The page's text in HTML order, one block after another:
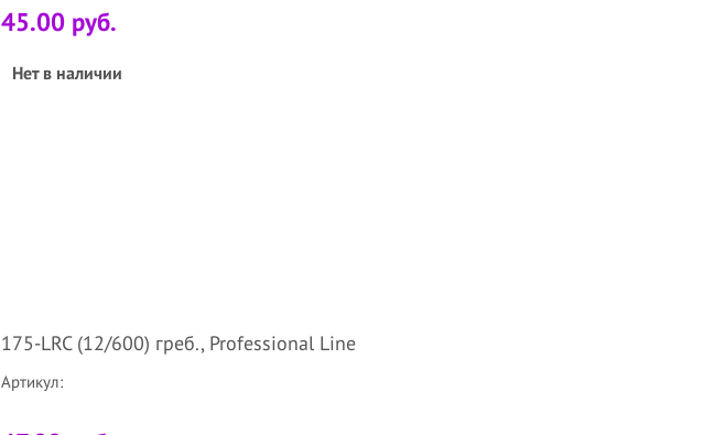
45.00 руб.
Нет в наличии
175-LRC (12/600) греб., Professional Line
Артикул: